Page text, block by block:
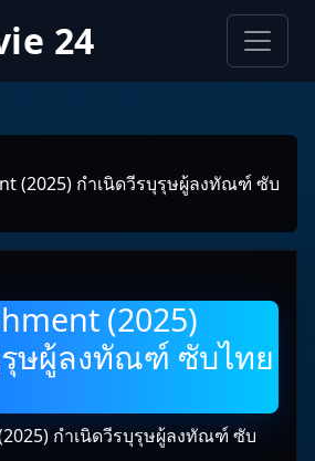
24
(2025) กำเนิดวีรบุรุษผู้ลงทัณฑ์ ซับ
(2025)
รุษผู้ลงทัณฑ์ ซับไทย
กำเนิดวีรบุรุษผู้ลงทัณฑ์ ซับ